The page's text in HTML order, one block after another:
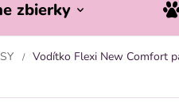
zbierky
Vodítko Flexi New Comfort